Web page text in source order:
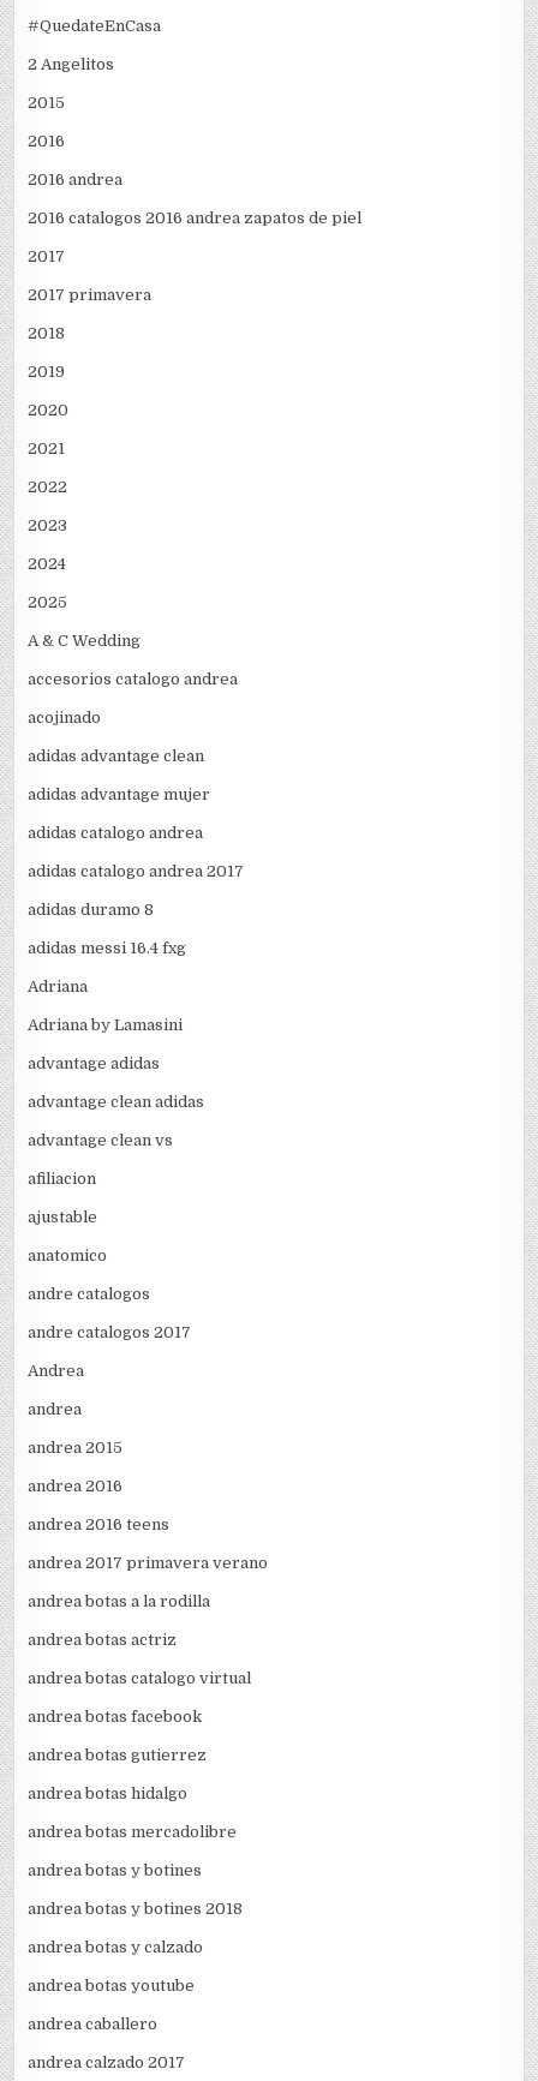
#QuedateEnCasa
2 Angelitos
2015
2016
2016 andrea
2016 catalogos 2016 andrea zapatos de piel
2017
2017 primavera
2018
2019
2020
2021
2022
2023
2024
2025
A & C Wedding
accesorios catalogo andrea
acojinado
adidas advantage clean
adidas advantage mujer
adidas catalogo andrea
adidas catalogo andrea 2017
adidas duramo 8
adidas messi 16.4 fxg
Adriana
Adriana by Lamasini
advantage adidas
advantage clean adidas
advantage clean vs
afiliacion
ajustable
anatomico
andre catalogos
andre catalogos 2017
Andrea
andrea
andrea 2015
andrea 2016
andrea 2016 teens
andrea 2017 primavera verano
andrea botas a la rodilla
andrea botas actriz
andrea botas catalogo virtual
andrea botas facebook
andrea botas gutierrez
andrea botas hidalgo
andrea botas mercadolibre
andrea botas y botines
andrea botas y botines 2018
andrea botas y calzado
andrea botas youtube
andrea caballero
andrea calzado 2017